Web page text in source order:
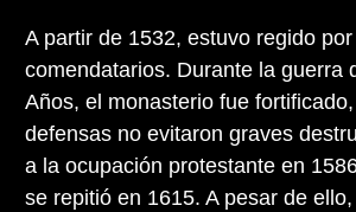
A partir de 1532, estuvo regido
comendatarios. Durante la guerra
Años, el monasterio fue
defensas no evitaron graves
a la ocupación protestante en
se repitió en 1615. A pesar de